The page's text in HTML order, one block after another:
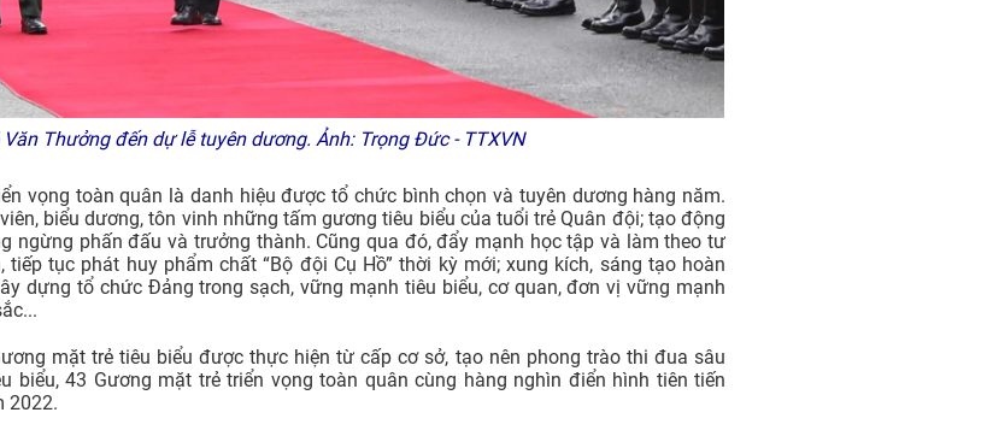
Thưởng đến dự lễ tuyên dương. Ảnh: Trọng Đức - TTXVN
vọng toàn quân là danh hiệu được tổ chức bình chọn và tuyên dương hàng năm.
biểu dương, tôn vinh những tấm gương tiêu biểu của tuổi trẻ Quân đội; tạo động
ngừng phấn đấu và trưởng thành. Cũng qua đó, đẩy mạnh học tập và làm theo tư
tục phát huy phẩm chất “Bộ đội Cụ Hồ” thời kỳ mới; xung kích, sáng tạo hoàn
dựng tổ chức Đảng trong sạch, vững mạnh tiêu biểu, cơ quan, đơn vị vững mạnh
mặt trẻ tiêu biểu được thực hiện từ cấp cơ sở, tạo nên phong trào thi đua sâu
biểu, 43 Gương mặt trẻ triển vọng toàn quân cùng hàng nghìn điển hình tiên tiến
2022.